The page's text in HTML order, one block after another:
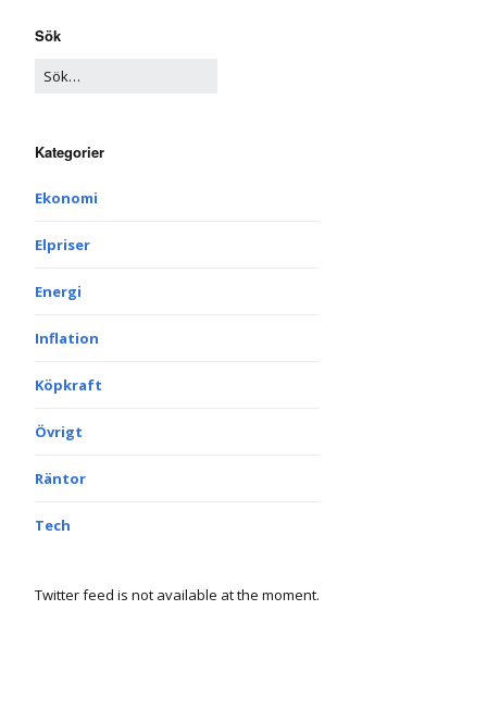
Sök
Kategorier
Ekonomi
Elpriser
Energi
Inflation
Köpkraft
Övrigt
Räntor
Tech
Twitter feed is not available at the moment.